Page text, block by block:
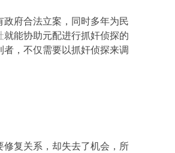
政府合法立案，同时多年为民
就能协助元配进行抓奸侦探的
，不仅需要以抓奸侦探来调
复关系，却失去了机会，所